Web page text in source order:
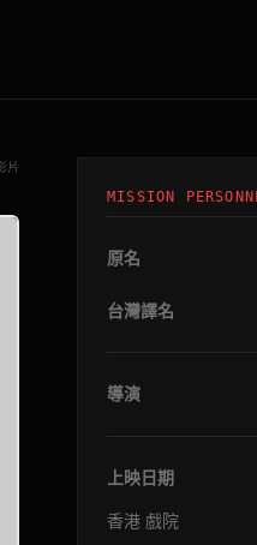
片
MISSION
原名
台灣譯名
導演
上映日期
香港 戲院